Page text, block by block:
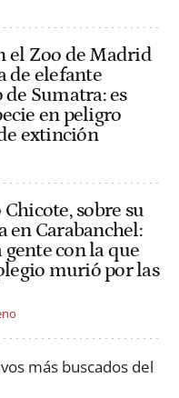
el Zoo de Madrid
de elefante
de Sumatra: es
en peligro
extinción
sobre su
en Carabanchel:
gente con la que
murió por las